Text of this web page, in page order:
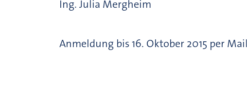
Ing. Julia Mergheim
Anmeldung bis 16. Oktober 2015 per